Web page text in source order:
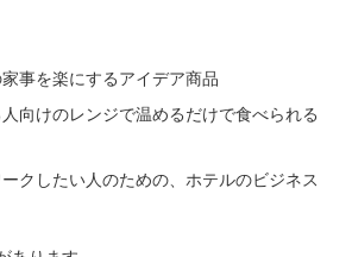
事を楽にするアイデア商品
向けのレンジで温めるだけで食べられる
クしたい人のための、ホテルのビジネス